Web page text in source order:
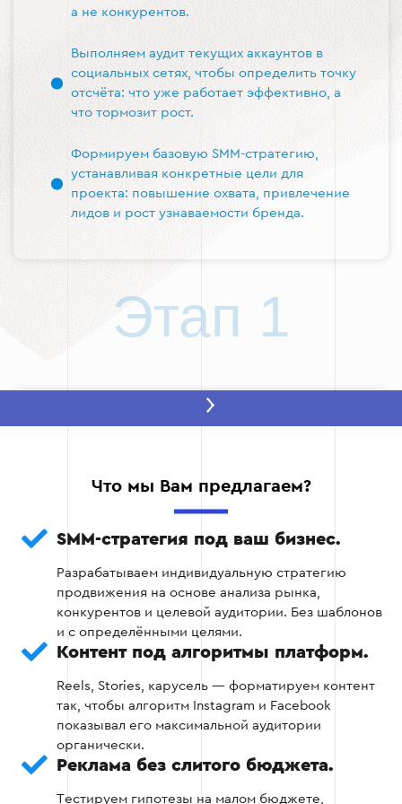
а не конкурентов.
Выполняем аудит текущих аккаунтов в
социальных сетях, чтобы определить точку
отсчёта: что уже работает эффективно, а
что тормозит рост.
Формируем базовую SMM-стратегию,
устанавливая конкретные цели для
проекта: повышение охвата, привлечение
лидов и рост узнаваемости бренда.
Этап 1
Этап 2 — Исследование
обоснованы реальными данными.
Анализируем вашу нишу и конкурентов,
приносят вовлечённость, а какая реклама
даёт лучший ROI в вашей отрасли.
Детально изучаем поведение целевой
аудитории: когда она наиболее активна,
взаимодействует с контентом.
Собираем данные о трендах платформ
(Reels, Stories, TikTok-форматы), чтобы ваш
контент попадал в алгоритмы, а не терялся
в ленте.
Что мы Вам предлагаем?
SMM-стратегия под ваш бизнес.
Разрабатываем индивидуальную стратегию
продвижения на основе анализа рынка,
конкурентов и целевой аудитории. Без шаблонов
и с определёнными целями.
Контент под алгоритмы платформ.
Reels, Stories, карусель — форматируем контент
так, чтобы алгоритм Instagram и Facebook
показывал его максимальной аудитории
органически.
Реклама без слитого бюджета.
Тестируем гипотезы на малом бюджете,